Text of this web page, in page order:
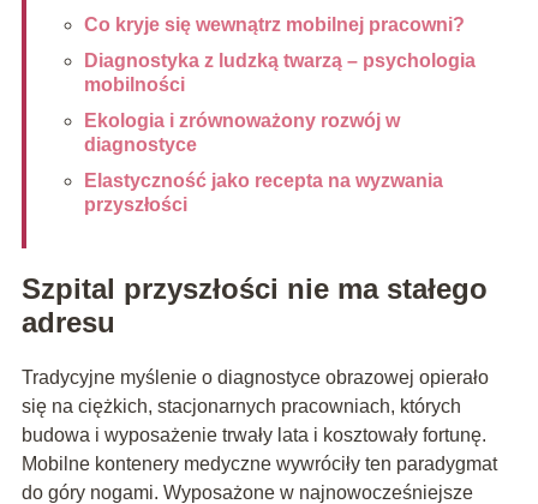
Co kryje się wewnątrz mobilnej pracowni?
Diagnostyka z ludzką twarzą – psychologia
mobilności
Ekologia i zrównoważony rozwój w
diagnostyce
Elastyczność jako recepta na wyzwania
przyszłości
Szpital przyszłości nie ma stałego
adresu
Tradycyjne myślenie o diagnostyce obrazowej opierało
się na ciężkich, stacjonarnych pracowniach, których
budowa i wyposażenie trwały lata i kosztowały fortunę.
Mobilne kontenery medyczne wywróciły ten paradygmat
do góry nogami. Wyposażone w najnowocześniejsze